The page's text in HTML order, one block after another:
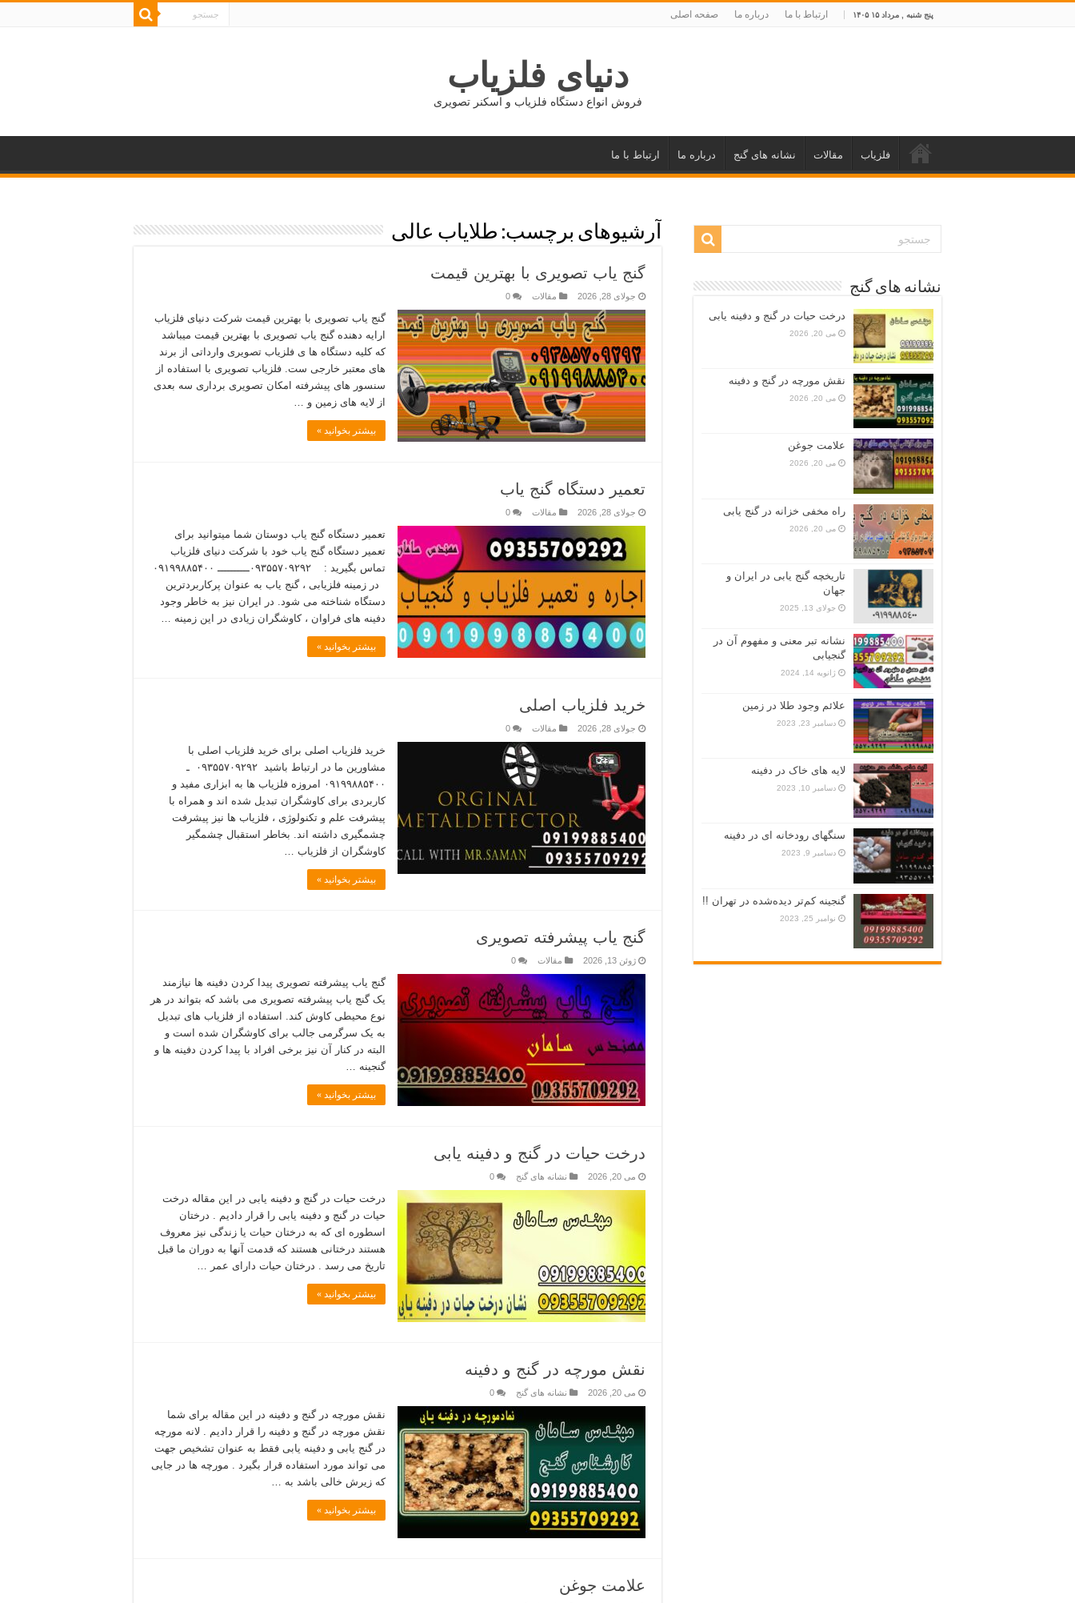
پنج شنبه , مرداد ۱۵ ۱۴۰۵ ارتباط با ما درباره ما صفحه اصلی
دنیای فلزیاب
فروش انواع دستگاه فلزیاب و اسکنر تصویری
فلزیاب مقالات نشانه های گنج درباره ما ارتباط با ما
آرشیوهای برچسب: طلایاب عالی
گنج یاب تصویری با بهترین قیمت
جولای 28, 2026 مقالات 0
گنج یاب تصویری با بهترین قیمت شرکت دنیای فلزیاب
ارایه دهنده گنج یاب تصویری با بهترین قیمت میباشد
که کلیه دستگاه ها ی فلزیاب تصویری وارداتی از برند
های معتبر خارجی ست. فلزیاب تصویری با استفاده از
سنسور های پیشرفته امکان تصویری برداری سه بعدی
از لایه های زمین و …
بیشتر بخوانید »
تعمیر دستگاه گنج یاب
جولای 28, 2026 مقالات 0
تعمیر دستگاه گنج یاب دوستان شما میتوانید برای
تعمیر دستگاه گنج یاب خود با شرکت دنیای فلزیاب
تماس بگیرید : ۰۹۳۵۵۷۰۹۲۹۲ــــــــــ ۰۹۱۹۹۸۸۵۴۰۰
در زمینه فلزیابی ، گنج یاب به عنوان پرکاربردترین
دستگاه شناخته می شود. در ایران نیز به خاطر وجود
دفینه های فراوان ، کاوشگران زیادی در این زمینه …
بیشتر بخوانید »
خرید فلزیاب اصلی
جولای 28, 2026 مقالات 0
خرید فلزیاب اصلی برای خرید فلزیاب اصلی با
مشاورین ما در ارتباط باشید ۰۹۳۵۵۷۰۹۲۹۲ ـ
۰۹۱۹۹۸۸۵۴۰۰ امروزه فلزیاب ها به ابزاری مفید و
کاربردی برای کاوشگران تبدیل شده اند و همراه با
پیشرفت علم و تکنولوژی ، فلزیاب ها نیز پیشرفت
چشمگیری داشته اند. بخاطر استقبال چشمگیر
کاوشگران از فلزیاب …
بیشتر بخوانید »
گنج یاب پیشرفته تصویری
ژوئن 13, 2026 مقالات 0
گنج یاب پیشرفته تصویری پیدا کردن دفینه ها نیازمند
یک گنج یاب پیشرفته تصویری می باشد که بتواند در هر
نوع محیطی کاوش کند. استفاده از فلزیاب های تبدیل
به یک سرگرمی جالب برای کاوشگران شده است و
البته در کنار آن نیز برخی افراد با پیدا کردن دفینه ها و
گنجینه …
بیشتر بخوانید »
درخت حیات در گنج و دفینه یابی
می 20, 2026 نشانه های گنج 0
درخت حیات در گنج و دفینه یابی در این مقاله درخت
حیات در گنج و دفینه یابی را قرار دادیم . درختان
اسطوره ای که به درختان حیات یا زندگی نیز معروف
هستند درختانی هستند که قدمت آنها به دوران ما قبل
تاریخ می رسد . درختان حیات دارای عمر …
بیشتر بخوانید »
نقش مورچه در گنج و دفینه
می 20, 2026 نشانه های گنج 0
نقش مورچه در گنج و دفینه در این مقاله برای شما
نقش مورچه در گنج و دفینه را قرار دادیم . لانه مورچه
در گنج یابی و دفینه یابی فقط به عنوان تشخیص جهت
می تواند مورد استفاده قرار بگیرد . مورچه ها در جایی
که زیرش خالی باشد به …
بیشتر بخوانید »
علامت جوغن
نشانه های گنج
درخت حیات در گنج و دفینه یابی
می 20, 2026
نقش مورچه در گنج و دفینه
می 20, 2026
علامت جوغن
می 20, 2026
راه مخفی خزانه در گنج یابی
می 20, 2026
تاریخچه گنج‌ یابی در ایران و
جهان
جولای 13, 2025
نشانه تبر معنی و مفهوم آن در
گنجیابی
ژانویه 14, 2024
علائم وجود طلا در زمین
دسامبر 23, 2023
لایه های خاک در دفینه
دسامبر 10, 2023
سنگهای رودخانه ای در دفینه
دسامبر 9, 2023
گنجینه کم‌تر دیده‌شده در تهران !!
نوامبر 25, 2023